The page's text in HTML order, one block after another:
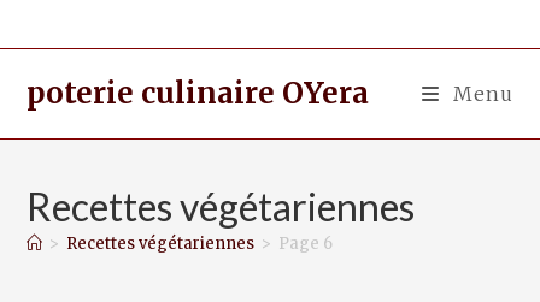
poterie culinaire OYera Menu
Recettes végétariennes
> Recettes végétariennes > Page 6